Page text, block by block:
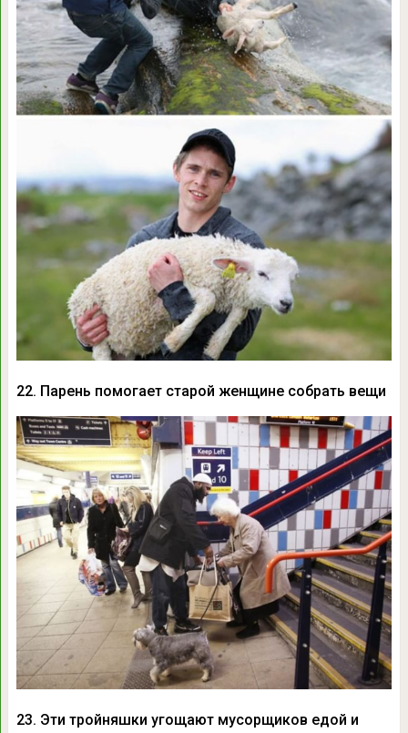
22. Парень помогает старой женщине собрать вещи
23. Эти тройняшки угощают мусорщиков едой и